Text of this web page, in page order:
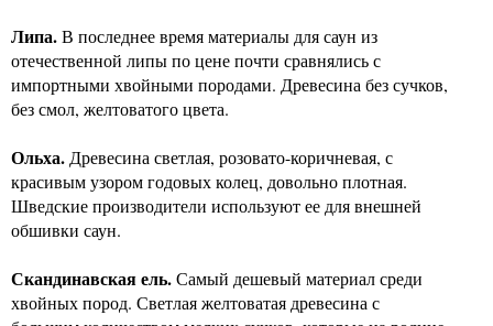
Липа.В последнее время материалы для саун из
отечественной липы по цене почти сравнялись с
импортными хвойными породами. Древесина без сучков,
без смол, желтоватого цвета.
Ольха. Древесина светлая, розовато-коричневая, с
красивым узором годовых колец, довольно плотная.
Шведские производители используют ее для внешней
обшивки саун.
Скандинавская ель.Самый дешевый материал среди
хвойных пород. Светлая желтоватая древесина с